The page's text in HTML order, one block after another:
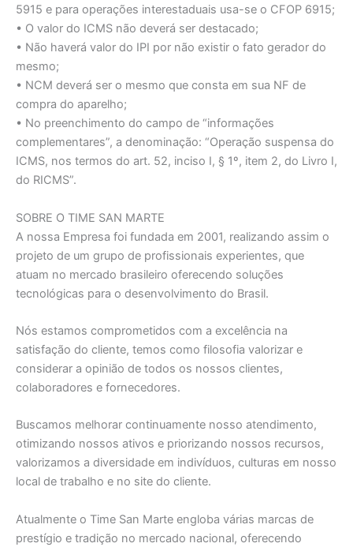
5915 e para operações interestaduais usa-se o CFOP 6915;
• O valor do ICMS não deverá ser destacado;
• Não haverá valor do IPI por não existir o fato gerador do
mesmo;
• NCM deverá ser o mesmo que consta em sua NF de
compra do aparelho;
• No preenchimento do campo de “informações
complementares”, a denominação: “Operação suspensa do
ICMS, nos termos do art. 52, inciso I, § 1º, item 2, do Livro I,
do RICMS”.
SOBRE O TIME SAN MARTE
A nossa Empresa foi fundada em 2001, realizando assim o
projeto de um grupo de profissionais experientes, que
atuam no mercado brasileiro oferecendo soluções
tecnológicas para o desenvolvimento do Brasil.
Nós estamos comprometidos com a excelência na
satisfação do cliente, temos como filosofia valorizar e
considerar a opinião de todos os nossos clientes,
colaboradores e fornecedores.
Buscamos melhorar continuamente nosso atendimento,
otimizando nossos ativos e priorizando nossos recursos,
valorizamos a diversidade em indivíduos, culturas em nosso
local de trabalho e no site do cliente.
Atualmente o Time San Marte engloba várias marcas de
prestígio e tradição no mercado nacional, oferecendo